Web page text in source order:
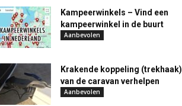
Kampeerwinkels – Vind een
kampeerwinkel in de buurt
Aanbevolen
Krakende koppeling (trekhaak)
van de caravan verhelpen
Aanbevolen